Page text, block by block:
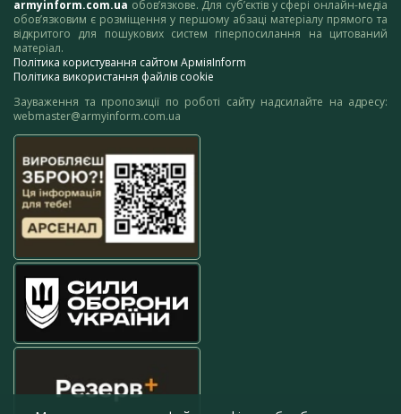
armyinform.com.ua обов’язкове. Для суб’єктів у сфері онлайн-медіа
обов’язковим є розміщення у першому абзаці матеріалу прямого та
відкритого для пошукових систем гіперпосилання на цитований
матеріал.
Політика користування сайтом АрміяInform
Політика використання файлів cookie
Зауваження та пропозиції по роботі сайту надсилайте на адресу:
webmaster@armyinform.com.ua